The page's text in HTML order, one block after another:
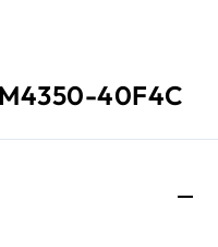
40F4C